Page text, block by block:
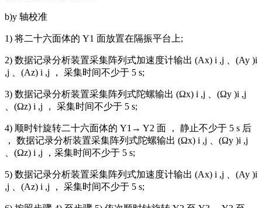
b)y 轴校准
1) 将二十六面体的 Y1 面放置在隔振平台上;
2) 数据记录分析装置采集阵列式加速度计输出 (Ax) i ,j 、(Ay )i
,j 、(Az) i ,j ， 采集时间不少于 5 s;
3) 数据记录分析装置采集阵列式陀螺输出 (Ωx) i ,j 、(Ωy )i ,j
、(Ωz) i ,j ， 采集时间不少于 5 s;
4) 顺时针旋转二十六面体的 Y1→ Y2 面 ， 静止不少于 5 s 后
， 数据记录分析装置采集阵列式陀螺输出 (Ωx) i ,j 、(Ωy )i ,j
、(Ωz) i ,j ，采集时间不少于 5 s;
5) 数据记录分析装置采集阵列式加速度计输出 (Ax) i ,j 、(Ay )i
,j 、(Az) i ,j ， 采集时间不少于 5 s;